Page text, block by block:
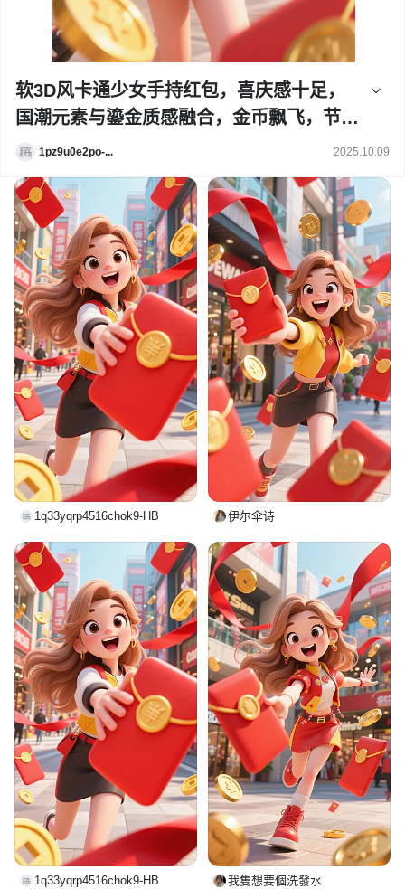
软3D风卡通少女手持红包，喜庆感十足，
国潮元素与鎏金质感融合，金币飘飞，节日
氛围浓厚。
1pz9u0e2po-... 2025.10.09
1q33yqrp4516chok9-HB 伊尔伞诗
1q33yqrp4516chok9-HB 我隻想要個洗發水